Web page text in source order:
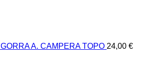
GORRA A. CAMPERA TOPO 24,00 €